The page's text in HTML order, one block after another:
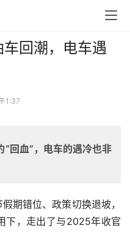
回潮，电车遇
1:37
回血”，电车的遇冷也非
期错位、政策切换退坡，
下，走出了与2025年收官